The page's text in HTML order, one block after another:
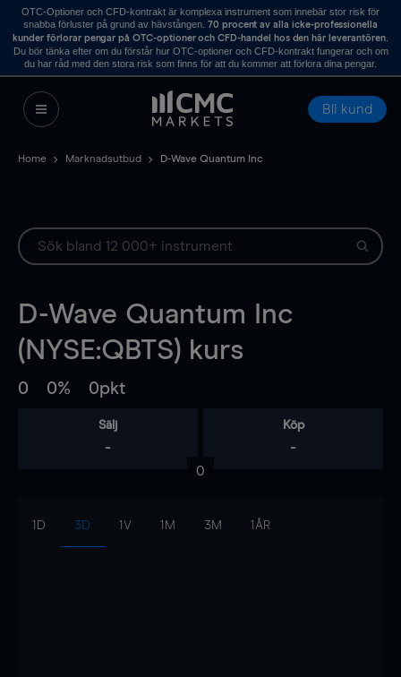
OTC-Optioner och CFD-kontrakt är komplexa instrument som innebär stor risk för
snabba förluster på grund av hävstången. 70 procent av alla icke-professionella
kunder förlorar pengar på OTC-optioner och CFD-handel hos den här leverantören.
Du bör tänka efter om du förstår hur OTC-optioner och CFD-kontrakt fungerar och om
du har råd med den stora risk som finns för att du kommer att förlora dina pengar.
Bli kund
Home Marknadsutbud D-Wave Quantum Inc
D-Wave Quantum Inc
(NYSE:QBTS) kurs
0 0% 0pkt
Sälj
-
Köp
-
0
1D 3D 1V 1M 3M 1ÅR